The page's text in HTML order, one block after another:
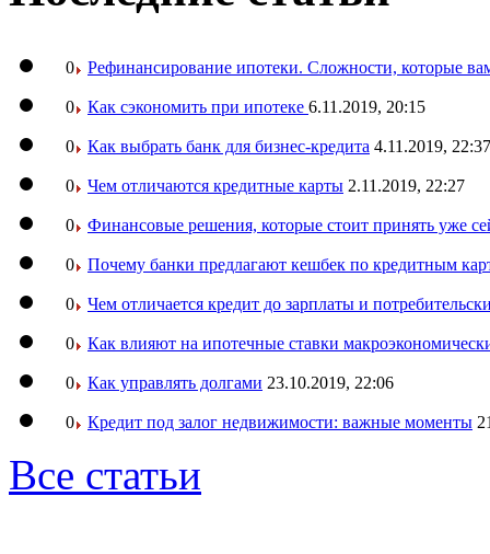
0 Рефинансирование ипотеки. Сложности, которые
0 Как сэкономить при ипотеке 6.11.2019, 20:15
0 Как выбрать банк для бизнес-кредита 4.11.2019, 22:37
0 Чем отличаются кредитные карты 2.11.2019, 22:27
0 Финансовые решения, которые стоит принять уже
0 Почему банки предлагают кешбек по кредитным
0 Чем отличается кредит до зарплаты и
0 Как влияют на ипотечные ставки
0 Как управлять долгами 23.10.2019, 22:06
0 Кредит под залог недвижимости: важные моменты
Все статьи